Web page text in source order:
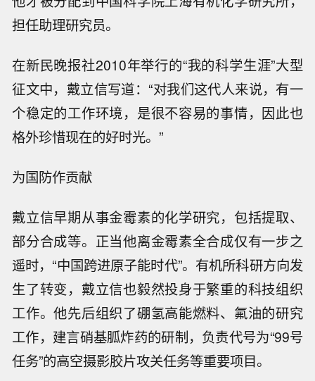
担任助理研究员。
在新民晚报社2010年举行的“我的科学生涯”大型
征文中，戴立信写道：“对我们这代人来说，有一
个稳定的工作环境，是很不容易的事情，因此也
格外珍惜现在的好时光。”
为国防作贡献
戴立信早期从事金霉素的化学研究，包括提取、
部分合成等。正当他离金霉素全合成仅有一步之
遥时，“中国跨进原子能时代”。有机所科研方向发
生了转变，戴立信也毅然投身于繁重的科技组织
工作。他先后组织了硼氢高能燃料、氟油的研究
工作，建言硝基胍炸药的研制，负责代号为“99号
任务”的高空摄影胶片攻关任务等重要项目。